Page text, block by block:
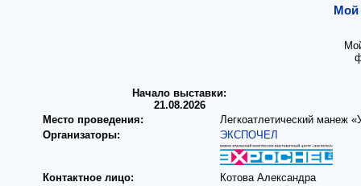
Мой
Начало выставки:
21.08.2026
Место проведения:
Легкоатлетический манеж
Организаторы:
ЭКСПОЧЕЛ
Контактное лицо:
Котова Александра